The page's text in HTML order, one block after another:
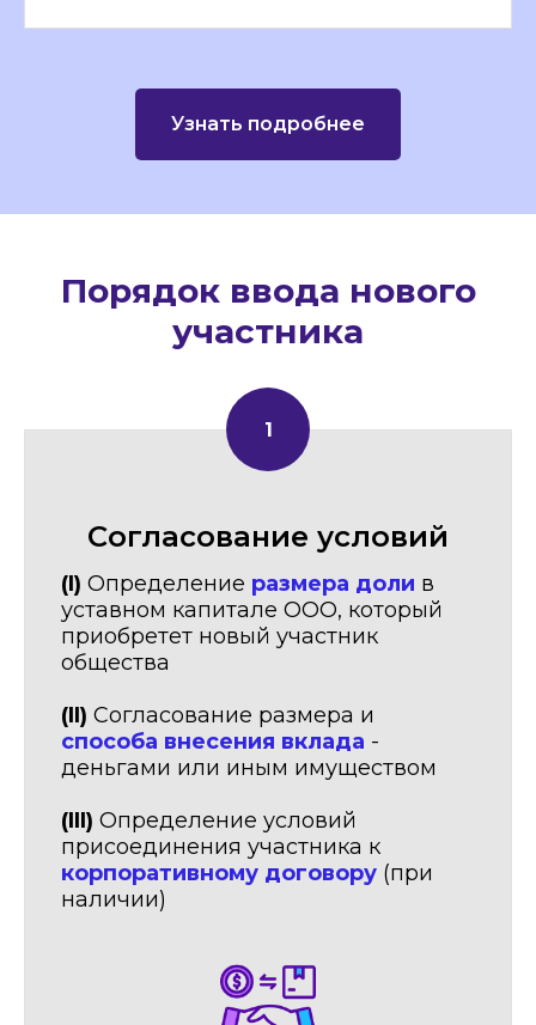
Узнать подробнее
Порядок ввода нового
участника
Согласование условий
(I) Определение размера доли в
уставном капитале ООО, который
приобретет новый участник
общества
(II) Согласование размера и
способа внесения вклада -
деньгами или иным имуществом
(III) Определение условий
присоединения участника к
корпоративному договору (при
наличии)